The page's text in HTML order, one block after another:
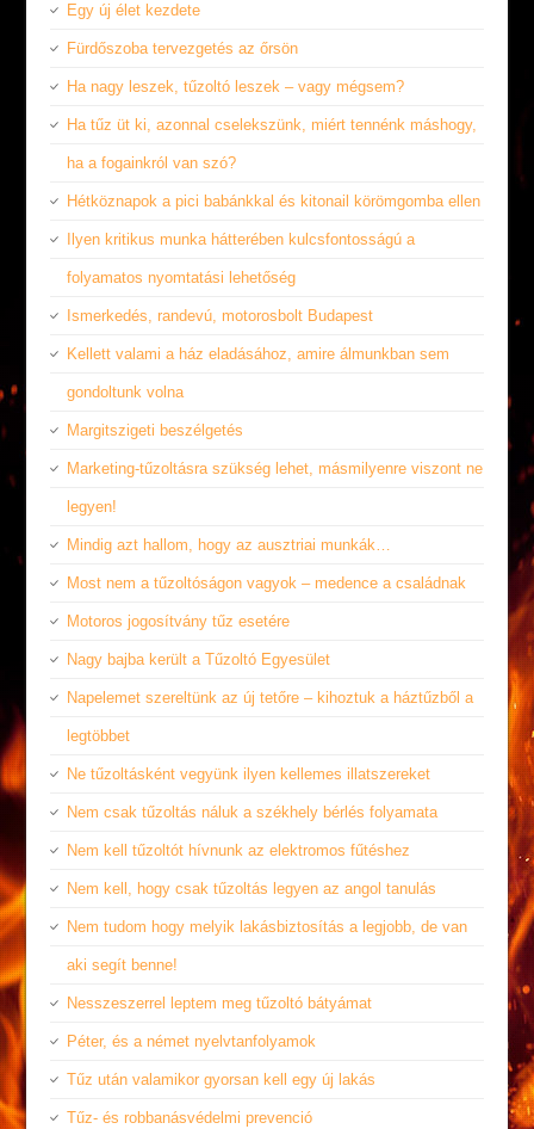
Egy új élet kezdete
Fürdőszoba tervezgetés az őrsön
Ha nagy leszek, tűzoltó leszek – vagy mégsem?
Ha tűz üt ki, azonnal cselekszünk, miért tennénk máshogy,
ha a fogainkról van szó?
Hétköznapok a pici babánkkal és kitonail körömgomba ellen
Ilyen kritikus munka hátterében kulcsfontosságú a
folyamatos nyomtatási lehetőség
Ismerkedés, randevú, motorosbolt Budapest
Kellett valami a ház eladásához, amire álmunkban sem
gondoltunk volna
Margitszigeti beszélgetés
Marketing-tűzoltásra szükség lehet, másmilyenre viszont ne
legyen!
Mindig azt hallom, hogy az ausztriai munkák…
Most nem a tűzoltóságon vagyok – medence a családnak
Motoros jogosítvány tűz esetére
Nagy bajba került a Tűzoltó Egyesület
Napelemet szereltünk az új tetőre – kihoztuk a háztűzből a
legtöbbet
Ne tűzoltásként vegyünk ilyen kellemes illatszereket
Nem csak tűzoltás náluk a székhely bérlés folyamata
Nem kell tűzoltót hívnunk az elektromos fűtéshez
Nem kell, hogy csak tűzoltás legyen az angol tanulás
Nem tudom hogy melyik lakásbiztosítás a legjobb, de van
aki segít benne!
Nesszeszerrel leptem meg tűzoltó bátyámat
Péter, és a német nyelvtanfolyamok
Tűz után valamikor gyorsan kell egy új lakás
Tűz- és robbanásvédelmi prevenció